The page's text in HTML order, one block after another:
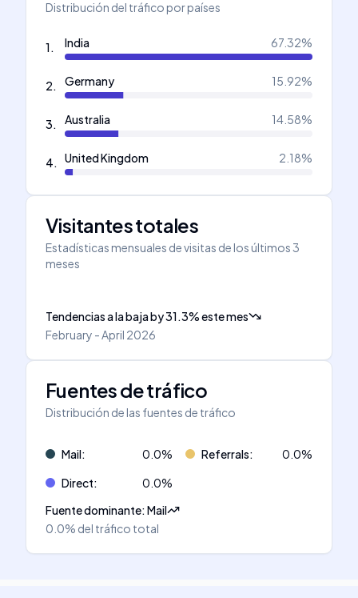
Distribución del tráfico por países
1. India 67.32%
2. Germany 15.92%
3. Australia 14.58%
4. United Kingdom 2.18%
Visitantes totales
Estadísticas mensuales de visitas de los últimos 3
meses
Tendencias a la bajaby31.3%este mes
February - April 2026
Fuentes de tráfico
Distribución de las fuentes de tráfico
Mail: 0.0% Referrals: 0.0%
Direct: 0.0%
Fuente dominante:Mail
0.0% del tráfico total